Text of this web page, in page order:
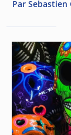
Par Sebastien